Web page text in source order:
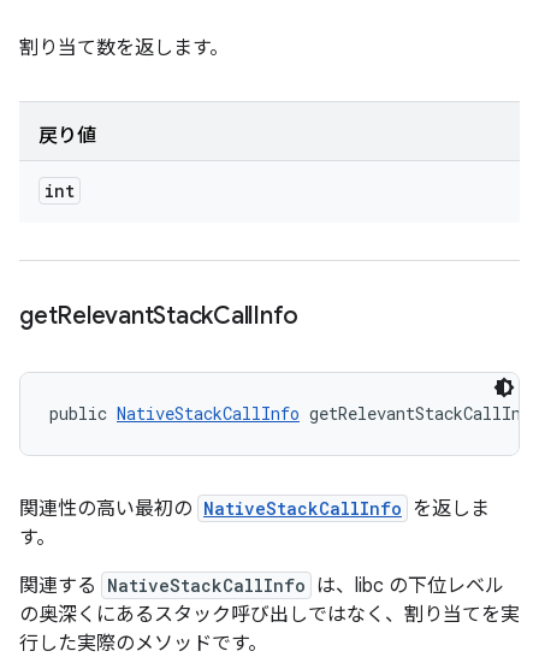
割り当て数を返します。
戻り値
int
getRelevantStackCallInfo
public NativeStackCallInfo
関連性の高い最初の NativeStackCallInfo を返しま
す。
関連する
NativeStackCallInfo は、libc の下位レベル
の奥深くにあるスタック呼び出しではなく、割り当てを実
行した実際のメソッドです。